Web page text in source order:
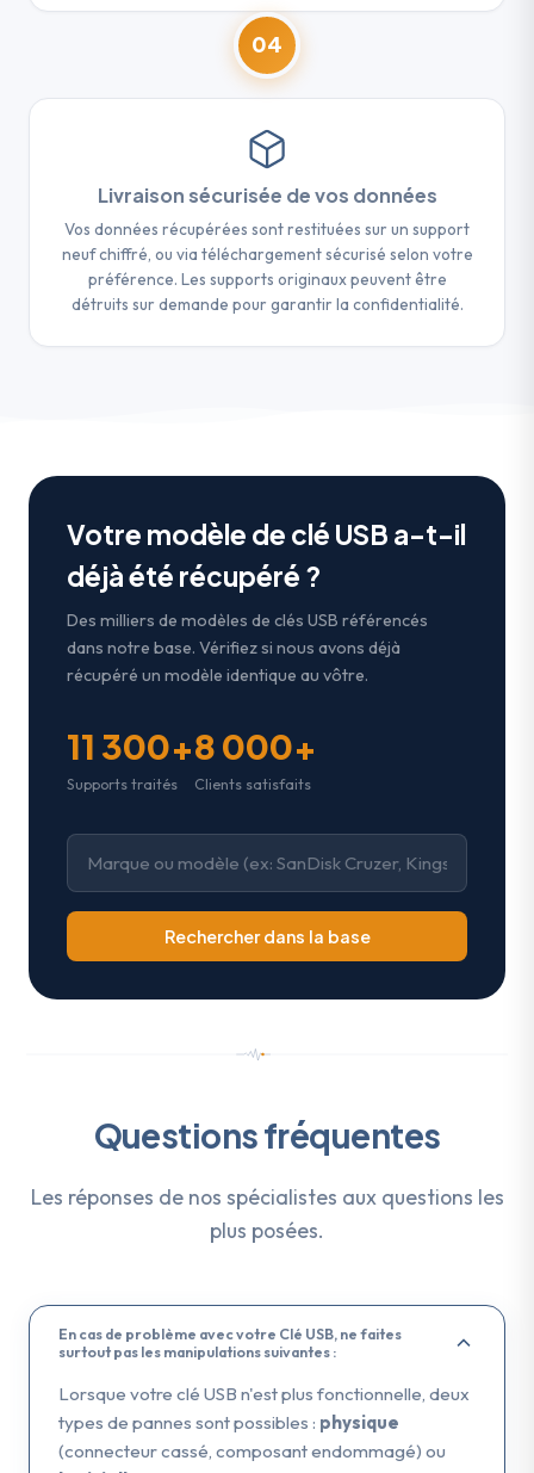
04
Livraison sécurisée de vos données
Vos données récupérées sont restituées sur un support
neuf chiffré, ou via téléchargement sécurisé selon votre
préférence. Les supports originaux peuvent être
détruits sur demande pour garantir la confidentialité.
Votre modèle de clé USB a-t-il
déjà été récupéré ?
Des milliers de modèles de clés USB référencés
dans notre base. Vérifiez si nous avons déjà
récupéré un modèle identique au vôtre.
11 300+
Supports traités
8 000+
Clients satisfaits
Rechercher dans la base
Questions fréquentes
Les réponses de nos spécialistes aux questions les
plus posées.
En cas de problème avec votre Clé USB, ne faites
surtout pas les manipulations suivantes :
Lorsque votre clé USB n'est plus fonctionnelle, deux
types de pannes sont possibles : physique
(connecteur cassé, composant endommagé) ou